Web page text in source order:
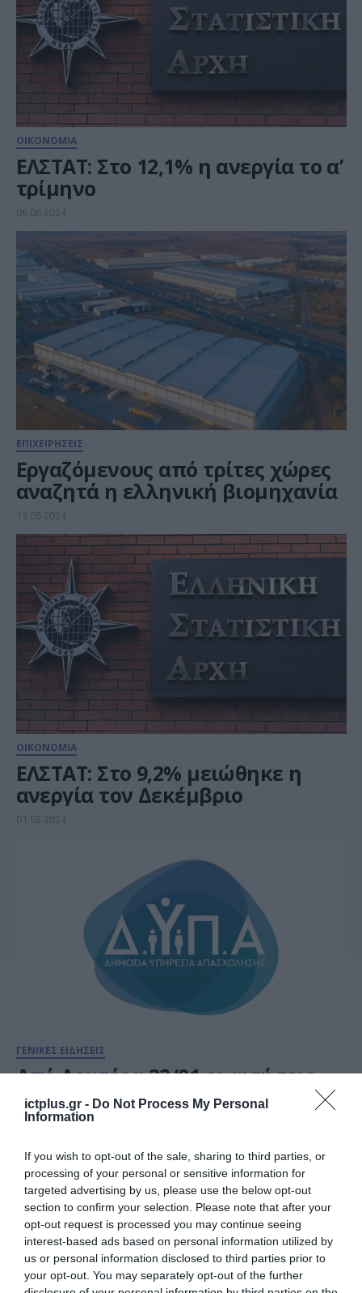
ictplus.gr - Do Not Process My Personal
Information
If you wish to opt-out of the sale, sharing to third parties, or
processing of your personal or sensitive information for
targeted advertising by us, please use the below opt-out
section to confirm your selection. Please note that after your
opt-out request is processed you may continue seeing
interest-based ads based on personal information utilized by
us or personal information disclosed to third parties prior to
your opt-out. You may separately opt-out of the further
ΟΙΚΟΝΟΜΙΑ
ΕΛΣΤΑΤ: Στο 12,1% η ανεργία το α’
τρίμηνο
06.06.2024
ΕΠΙΧΕΙΡΗΣΕΙΣ
Εργαζόμενους από τρίτες χώρες
αναζητά η ελληνική βιομηχανία
13.05.2024
ΟΙΚΟΝΟΜΙΑ
ΕΛΣΤΑΤ: Στο 9,2% μειώθηκε η
ανεργία τον Δεκέμβριο
01.02.2024
ΓΕΝΙΚΕΣ ΕΙΔΗΣΕΙΣ
Από Δευτέρα 22/01 οι αιτήσεις
για το νέο πρόγραμμα
κατάρτισης και απασχόλησης